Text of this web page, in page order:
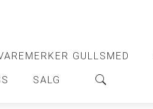
GULLSMED
SALG